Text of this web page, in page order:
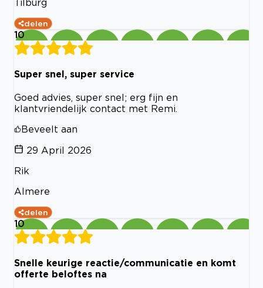
Tilburg
delen
10
Super snel, super service
Goed advies, super snel; erg fijn en
klantvriendelijk contact met Remi.
Beveelt aan
29 April 2026
Rik
Almere
delen
10
Snelle keurige reactie/communicatie en komt
offerte beloftes na